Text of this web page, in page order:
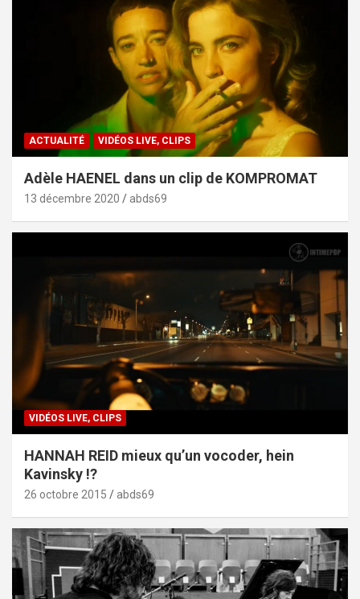
ACTUALITÉ VIDÉOS LIVE, CLIPS
Adèle HAENEL dans un clip de KOMPROMAT
13 décembre 2020 abds69
VIDÉOS LIVE, CLIPS
HANNAH REID mieux qu’un vocoder, hein
Kavinsky !?
26 octobre 2015 abds69